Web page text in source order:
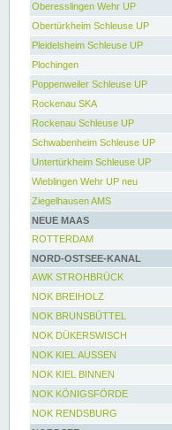
Oberesslingen Wehr UP
Obertürkheim Schleuse UP
Pleidelsheim Schleuse UP
Plochingen
Poppenweiler Schleuse UP
Rockenau SKA
Rockenau Schleuse UP
Schwabenheim Schleuse UP
Untertürkheim Schleuse UP
Wieblingen Wehr UP neu
Ziegelhausen AMS
NEUE MAAS
ROTTERDAM
NORD-OSTSEE-KANAL
AWK STROHBRÜCK
NOK BREIHOLZ
NOK BRUNSBÜTTEL
NOK DÜKERSWISCH
NOK KIEL AUSSEN
NOK KIEL BINNEN
NOK KÖNIGSFÖRDE
NOK RENDSBURG